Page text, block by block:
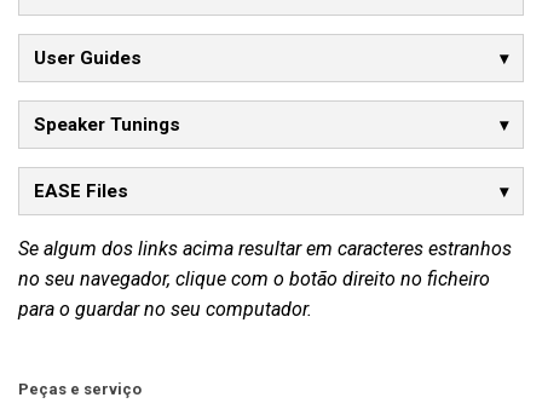
User Guides
Speaker Tunings
EASE Files
Se algum dos links acima resultar em caracteres estranhos
no seu navegador, clique com o botão direito no ficheiro
para o guardar no seu computador.
Peças e serviço